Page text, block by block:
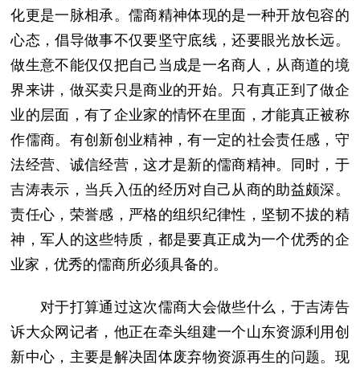
化更是一脉相承。儒商精神体现的是一种开放包容的
心态，倡导做事不仅要坚守底线，还要眼光放长远。
做生意不能仅仅把自己当成是一名商人，从商道的境
界来讲，做买卖只是商业的开始。只有真正到了做企
业的层面，有了企业家的情怀在里面，才能真正被称
作儒商。有创新创业精神，有一定的社会责任感，守
法经营、诚信经营，这才是新的儒商精神。同时，于
吉涛表示，当兵入伍的经历对自己从商的助益颇深。
责任心，荣誉感，严格的组织纪律性，坚韧不拔的精
神，军人的这些特质，都是要真正成为一个优秀的企
业家，优秀的儒商所必须具备的。
对于打算通过这次儒商大会做些什么，于吉涛告
诉大众网记者，他正在牵头组建一个山东资源利用创
新中心，主要是解决固体废弃物资源再生的问题。现